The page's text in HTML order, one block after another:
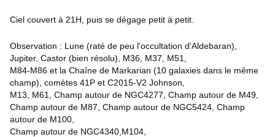
Ciel couvert à 21H, puis se dégage petit à petit.
Observation : Lune (raté de peu l'occultation d'Aldebaran),
Jupiter, Castor (bien résolu), M36, M37, M51,
M84-M86 et la Chaîne de Markarian (10 galaxies dans le même
champ), comètes 41P et C2015-V2 Johnson,
M13, M61, Champ autour de NGC4277, Champ autour de M49,
Champ autour de M87, Champ autour de NGC5424, Champ
autour de M100,
Champ autour de NGC4340,M104,